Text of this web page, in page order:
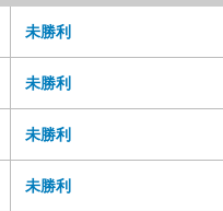
未勝利
未勝利
未勝利
未勝利